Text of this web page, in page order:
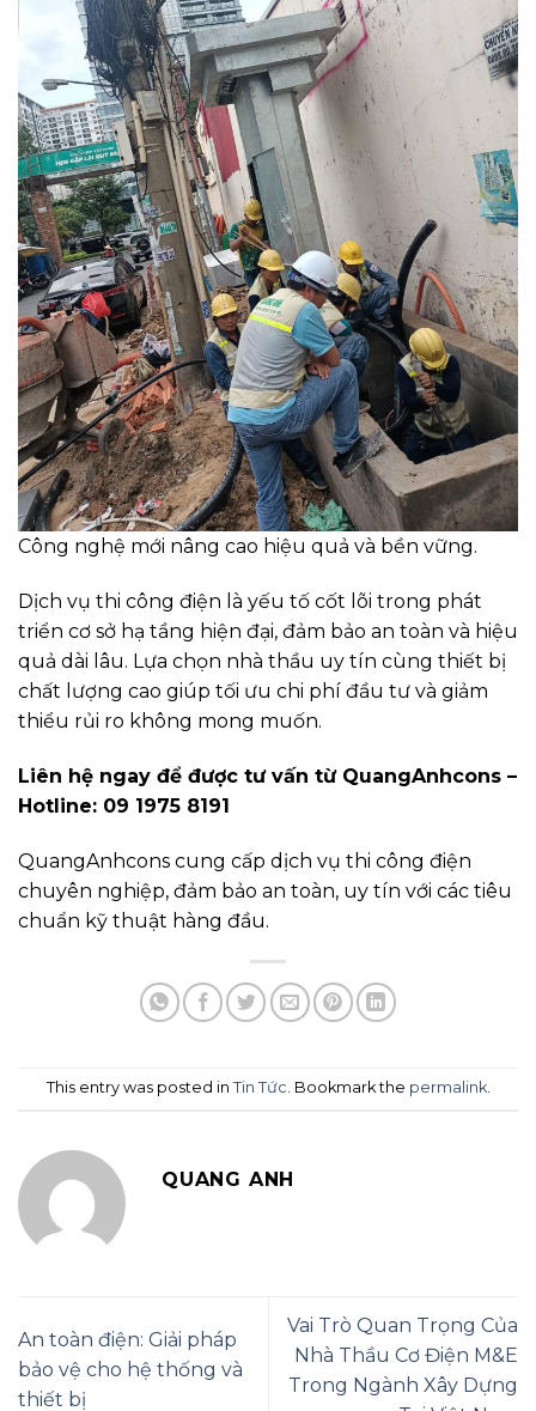
Công nghệ mới nâng cao hiệu quả và bền vững.
Dịch vụ thi công điện là yếu tố cốt lõi trong phát
triển cơ sở hạ tầng hiện đại, đảm bảo an toàn và hiệu
quả dài lâu. Lựa chọn nhà thầu uy tín cùng thiết bị
chất lượng cao giúp tối ưu chi phí đầu tư và giảm
thiểu rủi ro không mong muốn.
Liên hệ ngay để được tư vấn từ QuangAnhcons –
Hotline: 09 1975 8191
QuangAnhcons cung cấp dịch vụ thi công điện
chuyên nghiệp, đảm bảo an toàn, uy tín với các tiêu
chuẩn kỹ thuật hàng đầu.
This entry was posted in Tin Tức . Bookmark the permalink.
QUANG ANH
An toàn điện: Giải pháp
bảo vệ cho hệ thống và
thiết bị
Vai Trò Quan Trọng Của
Nhà Thầu Cơ Điện M&E
Trong Ngành Xây Dựng